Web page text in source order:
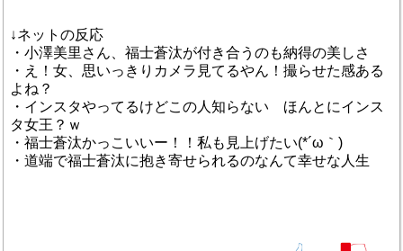
↓ネットの反応
・小澤美里さん、福士蒼汰が付き合うのも納得の美しさ
・え！女、思いっきりカメラ見てるやん！撮らせた感ある
よね？
・インスタやってるけどこの人知らない ほんとにインス
タ女王？ｗ
・福士蒼汰かっこいいー！！私も見上げたい(*´ω｀)
・道端で福士蒼汰に抱き寄せられるのなんて幸せな人生